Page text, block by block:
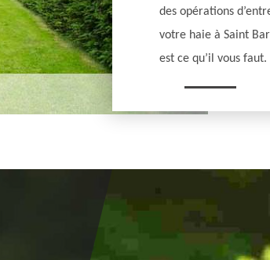
des opérations
votre haie à Saint
est ce qu’il vous faut.
Une taille d’entretien